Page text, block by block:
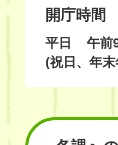
開庁時間
平日
午前
(祝日、年